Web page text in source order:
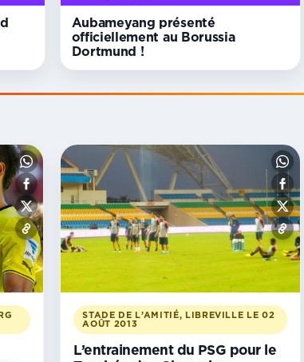
Aubameyang présenté
officiellement au Borussia
Dortmund !
STADE DE L’AMITIÉ, LIBREVILLE LE 02
AOÛT 2013
L’entrainement du PSG pour le